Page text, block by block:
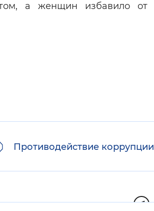
а женщин избавило от
Противодействие коррупции